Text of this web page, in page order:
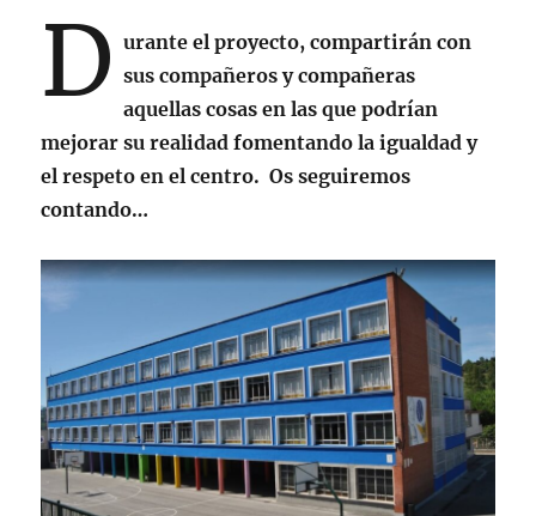
D urante el proyecto, compartirán con
sus compañeros y compañeras
aquellas cosas en las que podrían
mejorar su realidad fomentando la igualdad y
el respeto en el centro. Os seguiremos
contando…